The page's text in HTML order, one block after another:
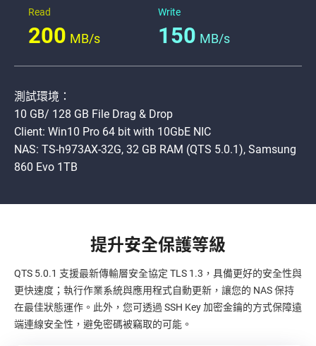
Read
200 MB/s
Write
150 MB/s
測試環境：
10 GB/ 128 GB File Drag & Drop
Client: Win10 Pro 64 bit with 10GbE NIC
NAS: TS-h973AX-32G, 32 GB RAM (QTS 5.0.1), Samsung
860 Evo 1TB
提升安全保護等級
QTS 5.0.1 支援最新傳輸層安全協定 TLS 1.3，具備更好的安全性與
更快速度；執行作業系統與應用程式自動更新，讓您的 NAS 保持
在最佳狀態運作。此外，您可透過 SSH Key 加密金鑰的方式保障遠
端連線安全性，避免密碼被竊取的可能。